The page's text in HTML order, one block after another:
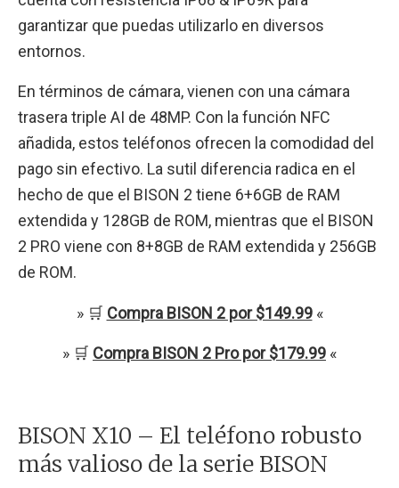
garantizar que puedas utilizarlo en diversos
entornos.
En términos de cámara, vienen con una cámara
trasera triple AI de 48MP. Con la función NFC
añadida, estos teléfonos ofrecen la comodidad del
pago sin efectivo. La sutil diferencia radica en el
hecho de que el BISON 2 tiene 6+6GB de RAM
extendida y 128GB de ROM, mientras que el BISON
2 PRO viene con 8+8GB de RAM extendida y 256GB
de ROM.
» 🛒 Compra BISON 2 por $149.99«
» 🛒 Compra BISON 2 Pro por $179.99 «
BISON X10 – El teléfono robusto
más valioso de la serie BISON